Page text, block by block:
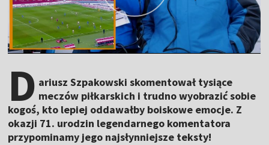
D ariusz Szpakowski skomentował tysiące
meczów piłkarskich i trudno wyobrazić sobie
kogoś, kto lepiej oddawałby boiskowe emocje. Z
okazji 71. urodzin legendarnego komentatora
przypominamy jego najsłynniejsze teksty!